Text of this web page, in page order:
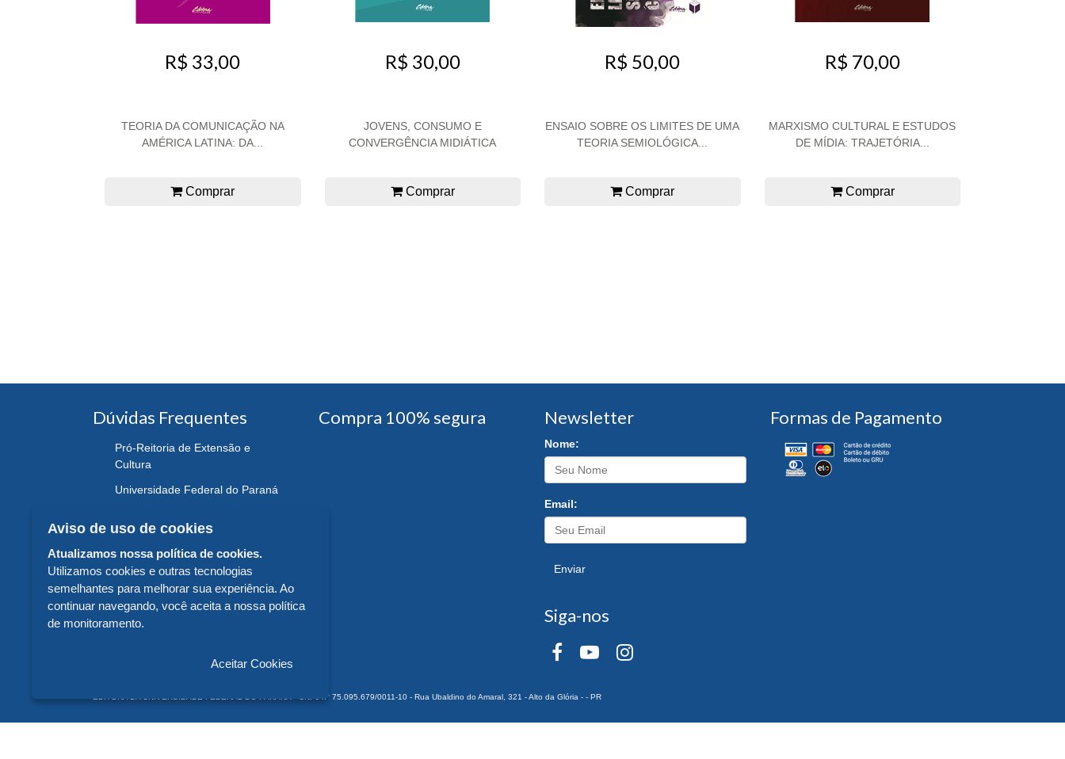
R$ 33,00
TEORIA DA COMUNICAÇÃO NA
AMÉRICA LATINA: DA...
Comprar
R$ 30,00
JOVENS, CONSUMO E
CONVERGÊNCIA MIDIÁTICA
Comprar
R$ 50,00
ENSAIO SOBRE OS LIMITES DE UMA
TEORIA SEMIOLÓGICA...
Comprar
R$ 70,00
MARXISMO CULTURAL E ESTUDOS
DE MÍDIA: TRAJETÓRIA...
Comprar
Dúvidas Frequentes
Pró-Reitoria de Extensão e
Cultura
Universidade Federal do Paraná
Compra 100% segura Newsletter
Nome:
Email:
Enviar
Siga-nos
Formas de Pagamento
EDITORA DA UNIVERSIDADE FEDERAL DO PARANÁ - CNPJ n° 75.095.679/0011-10 - Rua Ubaldino do Amaral, 321 - Alto da Glória - - PR
Aviso de uso de cookies
Atualizamos nossa política de cookies.
Utilizamos cookies e outras tecnologias
semelhantes para melhorar sua experiência. Ao
continuar navegando, você aceita a nossa política
de monitoramento.
Aceitar Cookies